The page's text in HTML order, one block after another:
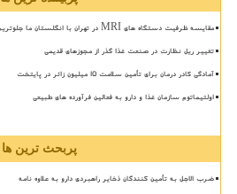
مقایسه ظرفیت دستگاه های MRI در تهران با انگلستان ما جلوتریم!
تغییر ریل نظارت در صنعت غذا گذر از مجوزهای قدیمی
آمادگی کادر درمان برای تأمین سلامت 15 میلیون زائر در پایتخت
اولتیماتوم سازمان غذا و دارو به فعالین فرآورده های طبیعی
پربحث ترین ها
ضرب الاجل به تأمین کنندگان ذخایر راهبردی دارو به علاوه نامه